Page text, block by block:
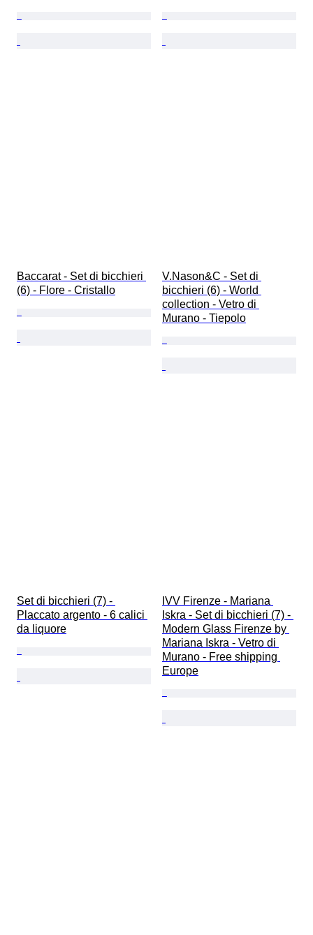
Baccarat - Set di bicchieri
(6) - Flore - Cristallo
V.Nason&C - Set di
bicchieri (6) - World
collection - Vetro di
Murano - Tiepolo
Set di bicchieri (7) -
Placcato argento - 6 calici
da liquore
IVV Firenze - Mariana
Iskra - Set di bicchieri (7) -
Modern Glass Firenze by
Mariana Iskra - Vetro di
Murano - Free shipping
Europe